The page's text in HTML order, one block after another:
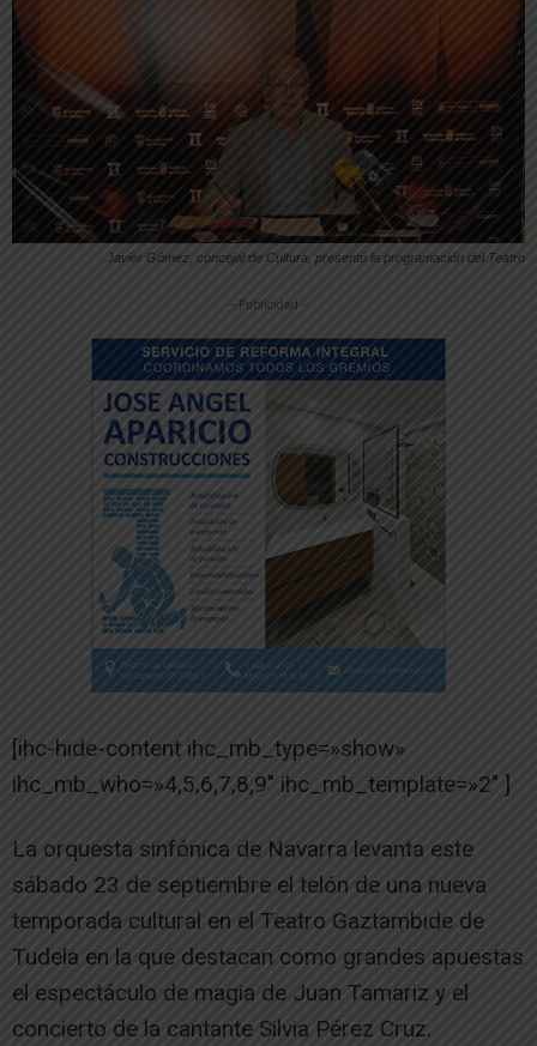
Javier Gómez, concejal de Cultura, presentó la programación del Teatro
-- Publicidad --
[ihc-hide-content ihc_mb_type=»show»
ihc_mb_who=»4,5,6,7,8,9″ ihc_mb_template=»2″ ]
La orquesta sinfónica de Navarra levanta este
sábado 23 de septiembre el telón de una nueva
temporada cultural en el Teatro Gaztambide de
Tudela en la que destacan como grandes apuestas
el espectáculo de magia de Juan Tamariz y el
concierto de la cantante Silvia Pérez Cruz.